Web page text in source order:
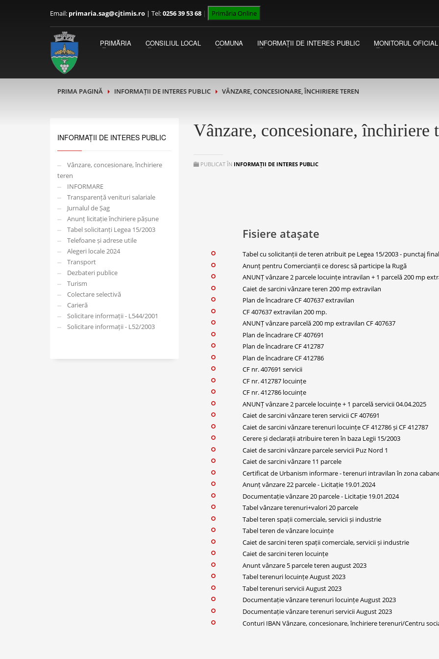
PRIMAR
Luni - Miercuri 09:00 - 13:00
Joi - Vineri 13:00 - 15:00
VICEPRIMAR
Luni - Miercuri 13:00 - 15:00
Email: primaria.sag@cjtimis.ro | Tel:0256 39 53 68 | Primăria Online
PRIMĂRIA CONSILIUL LOCAL COMUNA INFORMAȚII DE INTERES PUBLIC MONITORUL
PRIMA PAGINĂ INFORMAȚII DE INTERES PUBLIC VÂNZARE, CONCESIONARE, ÎNCHIRIERE TEREN
INFORMAȚII DE INTERES PUBLIC
Vânzare, concesionare, închiriere
teren
INFORMARE
Transparență venituri salariale
Jurnalul de Șag
Anunț licitație închiriere pășune
Tabel solicitanți Legea 15/2003
Telefoane și adrese utile
Alegeri locale 2024
Transport
Dezbateri publice
Turism
Colectare selectivă
Carieră
Solicitare informații - L544/2001
Solicitare informații - L52/2003
Vânzare, concesionare, închiriere
PUBLICAT ÎN INFORMAȚII DE INTERES PUBLIC
Fisiere atașate
Tabel cu solicitanții de teren atribuit pe Legea 15/2003 - punctaj final
Anunț pentru Comercianții ce doresc să participe la Rugă
ANUNȚ vânzare 2 parcele locuințe intravilan + 1 parcelă 200 mp
Caiet de sarcini vânzare teren 200 mp extravilan
Plan de încadrare CF 407637 extravilan
CF 407637 extravilan 200 mp.
ANUNȚ vânzare parcelă 200 mp extravilan CF 407637
Plan de încadrare CF 407691
Plan de încadrare CF 412787
Plan de încadrare CF 412786
CF nr. 407691 servicii
CF nr. 412787 locuințe
CF nr. 412786 locuințe
ANUNȚ vânzare 2 parcele locuințe + 1 parcelă servicii 04.04.2025
Caiet de sarcini vânzare teren servicii CF 407691
Caiet de sarcini vânzare terenuri locuințe CF 412786 și CF 412787
Cerere și declarații atribuire teren în baza Legii 15/2003
Caiet de sarcini vânzare parcele servicii Puz Nord 1
Caiet de sarcini vânzare 11 parcele
Certificat de Urbanism informare - terenuri intravilan în zona
Anunț vânzare 22 parcele - Licitație 19.01.2024
Documentație vânzare 20 parcele - Licitație 19.01.2024
Tabel vânzare terenuri+valori 20 parcele
Tabel teren spații comerciale, servicii și industrie
Tabel teren de vânzare locuințe
Caiet de sarcini teren spații comerciale, servicii și industrie
Caiet de sarcini teren locuințe
Anunt vânzare 5 parcele teren august 2023
Tabel terenuri locuințe August 2023
Tabel terenuri servicii August 2023
Documentație vânzare terenuri locuințe August 2023
Documentație vânzare terenuri servicii August 2023
Conturi IBAN Vânzare, concesionare, închiriere terenuri/Centru